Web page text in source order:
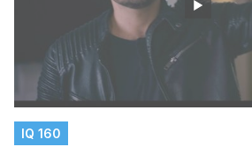
IQ 160